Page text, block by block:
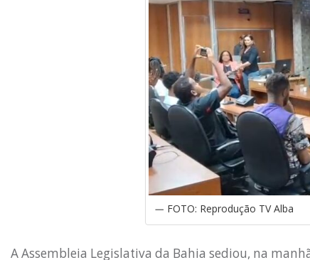
FOTO: Reprodução TV Alba
A Assembleia Legislativa da Bahia sediou, na